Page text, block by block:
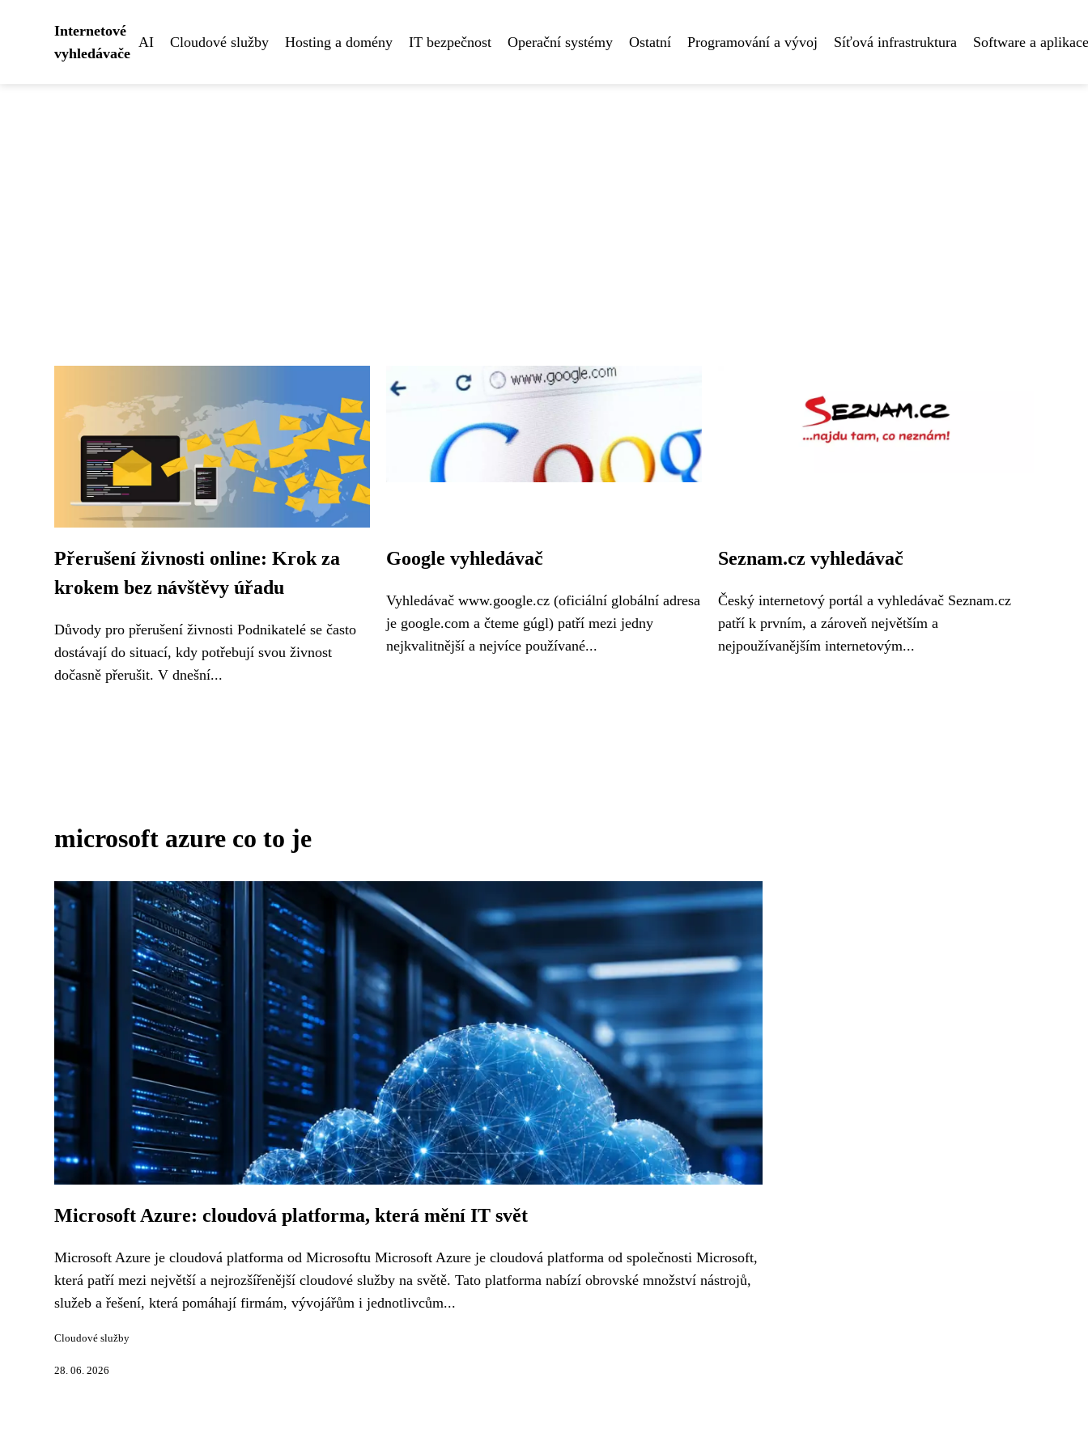
Internetové
vyhledávače
AI Cloudové služby Hosting a domény IT bezpečnost Operační systémy Ostatní Programování a vývoj Síťová infrastruktura Software a aplikace
Přerušení živnosti online: Krok za
krokem bez návštěvy úřadu
Důvody pro přerušení živnosti Podnikatelé se často
dostávají do situací, kdy potřebují svou živnost
dočasně přerušit. V dnešní...
Google vyhledávač
Vyhledávač www.google.cz (oficiální globální adresa
je google.com a čteme gúgl) patří mezi jedny
nejkvalitnější a nejvíce používané...
Seznam.cz vyhledávač
Český internetový portál a vyhledávač Seznam.cz
patří k prvním, a zároveň největším a
nejpoužívanějším internetovým...
microsoft azure co to je
Microsoft Azure: cloudová platforma, která mění IT svět
Microsoft Azure je cloudová platforma od Microsoftu Microsoft Azure je cloudová platforma od společnosti Microsoft,
která patří mezi největší a nejrozšířenější cloudové služby na světě. Tato platforma nabízí obrovské množství nástrojů,
služeb a řešení, která pomáhají firmám, vývojářům i jednotlivcům...
Cloudové služby
28. 06. 2026